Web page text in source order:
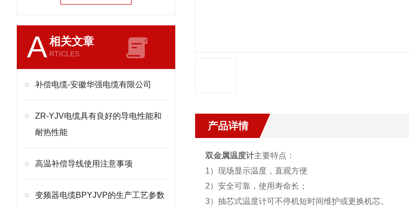
A相关文章
RTICLES
补偿电缆-安徽华强电缆有限公司
ZR-YJV电缆具有良好的导电性能和
耐热性能
高温补偿导线使用注意事项
变频器电缆BPYJVP的生产工艺参数
产品详情
双金属温度计主要特点：
1）现场显示温度，直观方便
2）安全可靠，使用寿命长；
3）抽芯式温度计可不停机短时间维护或更换机芯。